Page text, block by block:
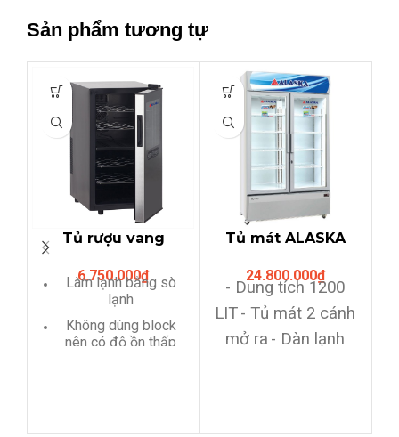
Sản phẩm tương tự
Tủ rượu vang
JC18T,chứa 18 chai
rượu
6.750.000₫
Làm lạnh bằng sò
lạnh
Không dùng block
nên có độ ồn thấp
Tủ mát ALASKA
LIT,ống đồng,Hiển
thị nhiệt độ
24.800.000₫
- Dung tích 1200
LIT- Tủ mát 2 cánh
mở ra - Dàn lạnh